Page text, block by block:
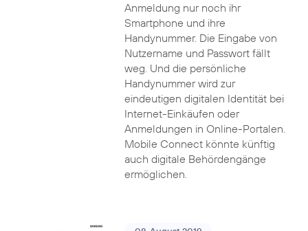
Anmeldung nur noch ihr
Smartphone und ihre
Handynummer. Die Eingabe von
Nutzername und Passwort fällt
weg. Und die persönliche
Handynummer wird zur
eindeutigen digitalen Identität bei
Internet-Einkäufen oder
Anmeldungen in Online-Portalen.
Mobile Connect könnte künftig
auch digitale Behördengänge
ermöglichen.